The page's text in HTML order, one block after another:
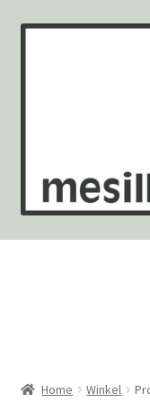
Ga
Ga
Wandtegels
Mozaïekvellen
Home Winkel